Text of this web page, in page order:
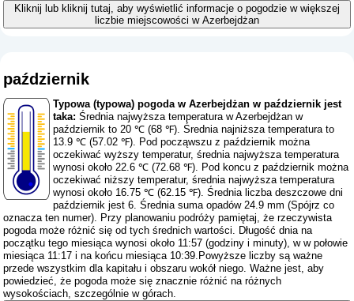
Kliknij lub kliknij tutaj, aby wyświetlić informacje o pogodzie w większej
liczbie miejscowości w Azerbejdżan
październik
Typowa (typowa) pogoda w Azerbejdżan w październik jest
taka: Średnia najwyższa temperatura w Azerbejdżan w
październik to 20 ℃ (68 ℉). Średnia najniższa temperatura to
13.9 ℃ (57.02 ℉). Pod począwszu z październik można
oczekiwać wyższy temperatur, średnia najwyższa temperatura
wynosi około 22.6 ℃ (72.68 ℉). Pod koncu z październik można
oczekiwać niższy temperatur, średnia najwyższa temperatura
wynosi około 16.75 ℃ (62.15 ℉). Średnia liczba deszczowe dni
październik jest 6. Średnia suma opadów 24.9 mm (Spójrz co
oznacza ten numer). Przy planowaniu podróży pamiętaj, że rzeczywista
pogoda może różnić się od tych średnich wartości. Długość dnia na
początku tego miesiąca wynosi około 11:57 (godziny i minuty), w w połowie
miesiąca 11:17 i na końcu miesiąca 10:39.Powyższe liczby są ważne
przede wszystkim dla kapitału i obszaru wokół niego. Ważne jest, aby
powiedzieć, że pogoda może się znacznie różnić na różnych
wysokościach, szczególnie w górach.